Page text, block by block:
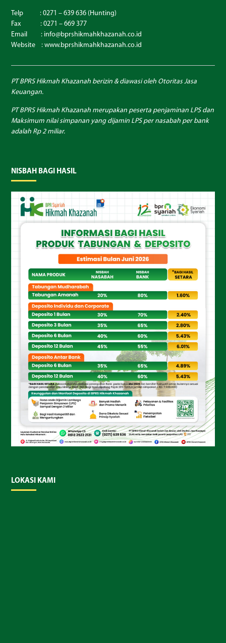
Telp : 0271 – 639 636 (Hunting)
Fax : 0271 – 669 377
Email : info@bprshikmahkhazanah.co.id
Website :www.bprshikmahkhazanah.co.id
PT BPRS Hikmah Khazanah berizin & diawasi oleh Otoritas Jasa
Keuangan.
PT BPRS Hikmah Khazanah merupakan peserta penjaminan LPS dan
Maksimum nilai simpanan yang dijamin LPS per nasabah per bank
adalah Rp 2 miliar.
NISBAH BAGI HASIL
LOKASI KAMI